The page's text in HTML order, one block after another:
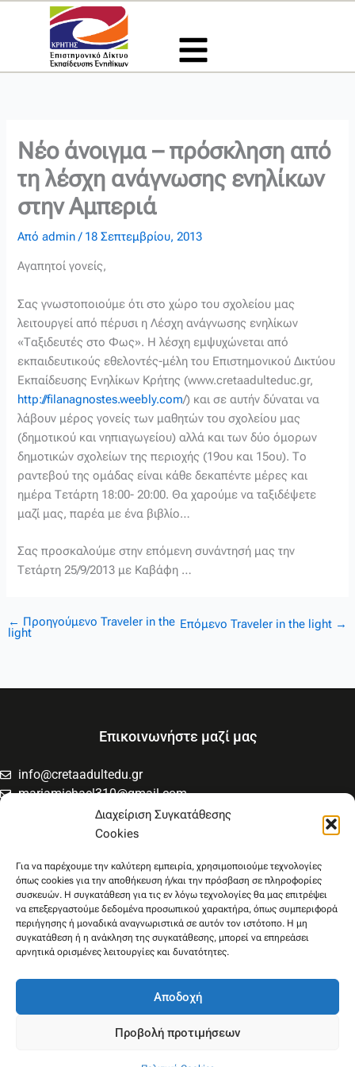
Διαχείριση Συγκατάθεσης
Cookies
Για να παρέχουμε την καλύτερη εμπειρία, χρησιμοποιούμε τεχνολογίες
όπως cookies για την αποθήκευση ή/και την πρόσβαση σε πληροφορίες
συσκευών. Η συγκατάθεση για τις εν λόγω τεχνολογίες θα μας επιτρέψει
να επεξεργαστούμε δεδομένα προσωπικού χαρακτήρα, όπως συμπεριφορά
περιήγησης ή μοναδικά αναγνωριστικά σε αυτόν τον ιστότοπο. Η μη
συγκατάθεση ή η ανάκληση της συγκατάθεσης, μπορεί να επηρεάσει
αρνητικά ορισμένες λειτουργίες και δυνατότητες.
Αποδοχή
Προβολή προτιμήσεων
Μετάβαση
περιεχόμενο
Νέο άνοιγμα – πρόσκληση από
τη λέσχη ανάγνωσης ενηλίκων
στην Αμπεριά
Απόadmin/ 18 Σεπτεμβρίου, 2013
Αγαπητοί γονείς,
Σας γνωστοποιούμε ότι στο χώρο του σχολείου μας
λειτουργεί από πέρυσι η Λέσχη ανάγνωσης ενηλίκων
«Ταξιδευτές στο Φως». Η λέσχη εμψυχώνεται από
εκπαιδευτικούς εθελοντές-μέλη του Επιστημονικού Δικτύου
Εκπαίδευσης Ενηλίκων Κρήτης (www.cretaadulteduc.gr,
http://filanagnostes.weebly.com/) και σε αυτήν δύναται να
λάβουν μέρος γονείς των μαθητών του σχολείου μας
(δημοτικού και νηπιαγωγείου) αλλά και των δύο όμορων
δημοτικών σχολείων της περιοχής (19ου και 15ου). Το
ραντεβού της ομάδας είναι κάθε δεκαπέντε μέρες και
ημέρα Τετάρτη 18:00- 20:00. Θα χαρούμε να ταξιδέψετε
μαζί μας, παρέα με ένα βιβλίο…
Σας προσκαλούμε στην επόμενη συνάντησή μας την
Τετάρτη 25/9/2013 με Καβάφη …
← Προηγούμενο Traveler in the
light
Επόμενο Traveler in the light →
Επικοινωνήστε μαζί μας
info@cretaadultedu.gr
mariamichael310@gmail.com
Ακολουθήστε μας
F
Y